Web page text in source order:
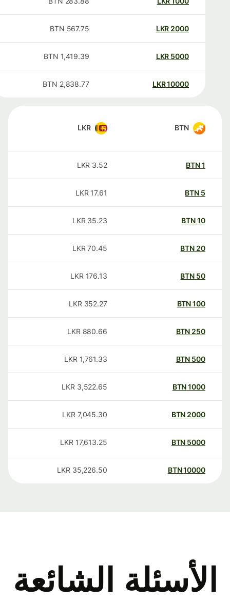
2000
LKR
567.75
BTN
5000
LKR
1,419.39
BTN
10000
LKR
2,838.77
BTN
BTN
LKR
BTN
3.52
LKR
BTN
17.61
LKR
BTN
35.23
LKR
20
BTN
70.45
LKR
50
BTN
176.13
LKR
100
BTN
352.27
LKR
250
BTN
880.66
LKR
500
BTN
1,761.33
LKR
1000
BTN
3,522.65
LKR
2000
BTN
7,045.30
LKR
5000
BTN
17,613.25
LKR
10000
BTN
35,226.50
LKR
الأسئلة الشائعة